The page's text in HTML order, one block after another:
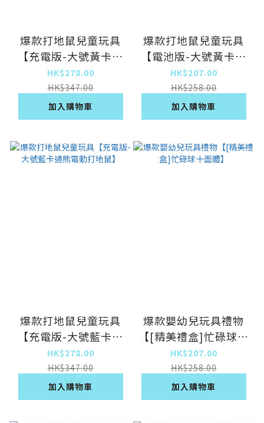
爆款打地鼠兒童玩具
【充電版-大號黃卡通
熊電動打地鼠】
HK$278.00
HK$347.00
加入購物車
爆款打地鼠兒童玩具
【電池版-大號黃卡通
熊電動打地鼠】
HK$207.00
HK$258.00
加入購物車
爆款打地鼠兒童玩具
【充電版-大號藍卡通
熊電動打地鼠】
HK$278.00
HK$347.00
加入購物車
爆款嬰幼兒玩具禮物
【[精美禮盒]忙碌球十
面體】
HK$207.00
HK$258.00
加入購物車